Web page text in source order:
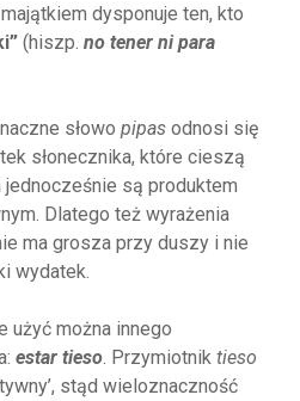
dysponuje ten, kto
(hiszp. no tener ni para
słowo pipas odnosi się
słonecznika, które cieszą
są produktem
Dlatego też wyrażenia
ma grosza przy duszy i nie
wydatek.
użyć można innego
estar tieso. Przymiotnik tieso
stąd wieloznaczność